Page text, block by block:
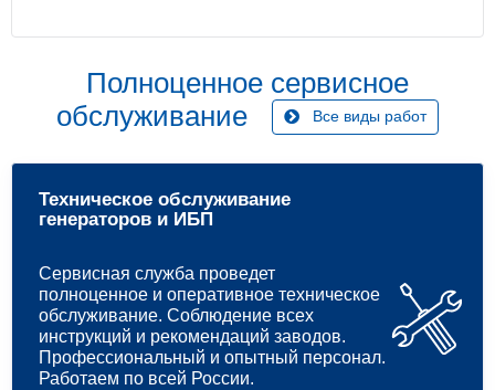
Полноценное сервисное
обслуживание
Все виды работ
Техническое обслуживание
генераторов и ИБП
Сервисная служба проведет
полноценное и оперативное техническое
обслуживание. Соблюдение всех
инструкций и рекомендаций заводов.
Профессиональный и опытный персонал.
Работаем по всей России.